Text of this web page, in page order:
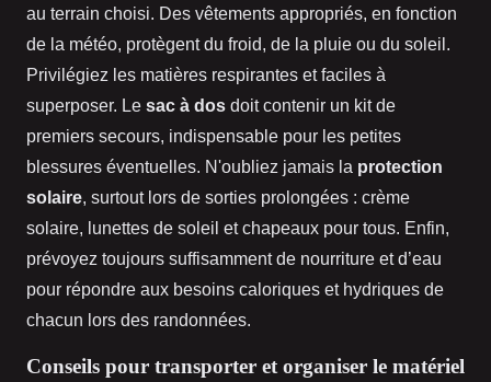
au terrain choisi. Des vêtements appropriés, en fonction
de la météo, protègent du froid, de la pluie ou du soleil.
Privilégiez les matières respirantes et faciles à
superposer. Le sac à dos doit contenir un kit de
premiers secours, indispensable pour les petites
blessures éventuelles. N'oubliez jamais la protection
solaire, surtout lors de sorties prolongées : crème
solaire, lunettes de soleil et chapeaux pour tous. Enfin,
prévoyez toujours suffisamment de nourriture et d’eau
pour répondre aux besoins caloriques et hydriques de
chacun lors des randonnées.
Conseils pour transporter et organiser le matériel